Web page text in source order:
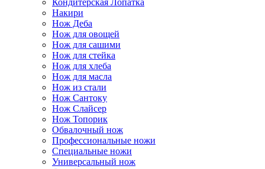
Кондитерская Лопатка
Накири
Нож Деба
Нож для овощей
Нож для сашими
Нож для стейка
Нож для хлеба
Нож для масла
Нож из стали
Нож Сантоку
Нож Слайсер
Нож Топорик
Обвалочный нож
Профессиональные ножи
Специальные ножи
Универсальный нож